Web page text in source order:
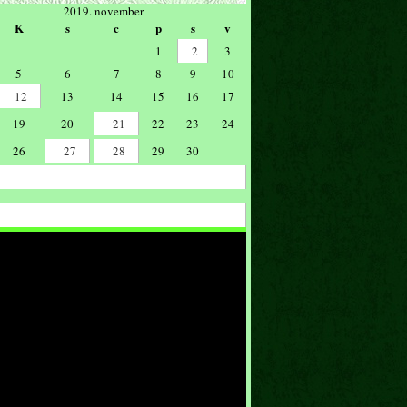
2019. november
K s c p s v
1 2
3
5 6 7 8 9
10
12 13 14 15 16
17
19 20 21 22 23
24
26 27 28 29
30